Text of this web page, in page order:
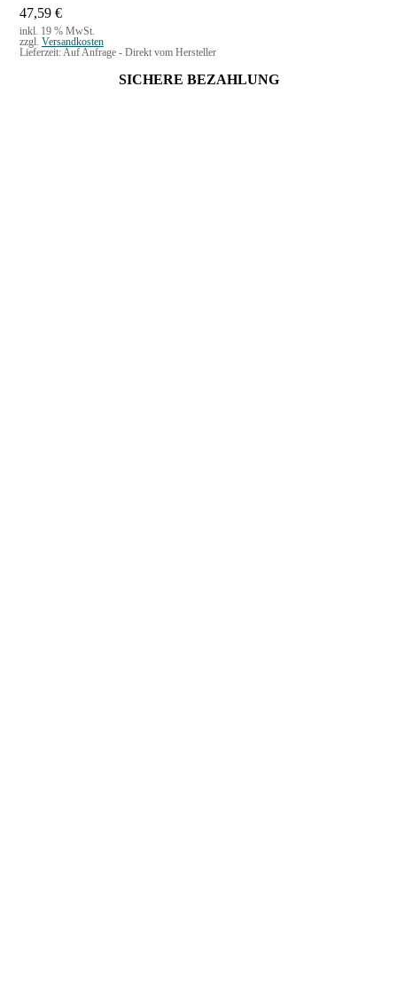
47,59 €
inkl. 19 % MwSt.
zzgl. Versandkosten
Lieferzeit:Auf Anfrage - Direkt vom Hersteller
SICHERE BEZAHLUNG